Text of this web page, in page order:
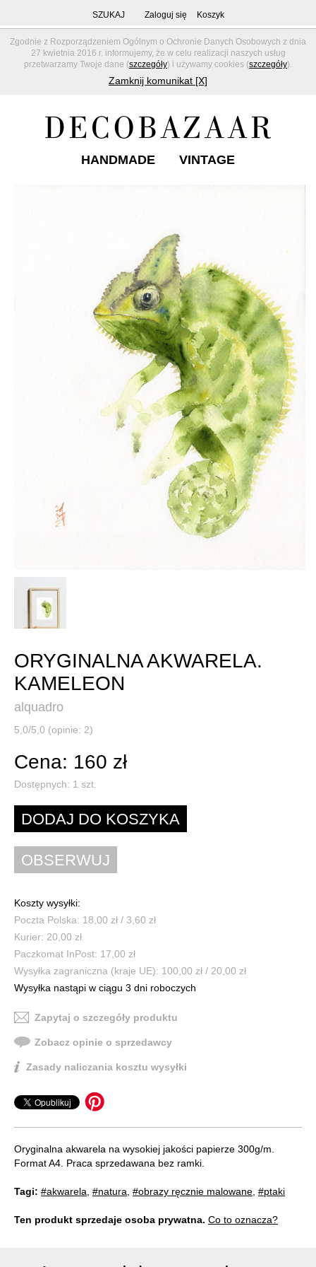
Zgodnie z Rozporządzeniem Ogólnym o Ochronie Danych Osobowych z dnia
27 kwietnia 2016 r. informujemy, że w celu realizacji naszych usług
przetwarzamy Twoje dane (szczegóły) i używamy cookies (szczegóły).
Zamknij komunikat [X]
SZUKAJ Zaloguj się Koszyk
HANDMADE VINTAGE
ORYGINALNA AKWARELA.
KAMELEON
alquadro
5,0/5,0 (opinie: 2)
Cena: 160 zł
Dostępnych: 1 szt.
Koszty wysyłki:
Poczta Polska: 18,00 zł / 3,60 zł
Kurier: 20,00 zł
Paczkomat InPost: 17,00 zł
Wysyłka zagraniczna (kraje UE): 100,00 zł / 20,00 zł
Wysyłka nastąpi w ciągu 3 dni roboczych
Zapytaj o szczegóły produktu
Zobacz opinie o sprzedawcy
Zasady naliczania kosztu wysyłki
Oryginalna akwarela na wysokiej jakości papierze 300g/m.
Format A4. Praca sprzedawana bez ramki.
Tagi: #akwarela, #natura, #obrazy ręcznie malowane, #ptaki
Ten produkt sprzedaje osoba prywatna. Co to oznacza?